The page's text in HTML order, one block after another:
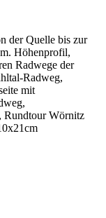
der Quelle bis zur
Höhenprofil,
Radwege der
Radweg,
mit
Rundtour Wörnitz